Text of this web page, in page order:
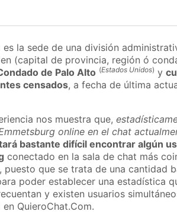
es la sede de una división
(capital de provincia, región ó
de Palo Alto (Estados Unidos) y
censados, a fecha de última
nos muestra que,
online en el chat
bastante difícil encontrar algún
conectado en la sala de chat más
puesto que se trata de una cantidad
poder establecer una estadística
y existen usuarios
QuieroChat.Com.